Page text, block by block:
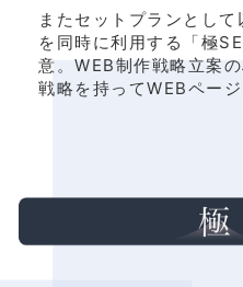
またセットプランとして
を同時に利用する「極
意。WEB制作戦略立案
戦略を持ってWEBペー